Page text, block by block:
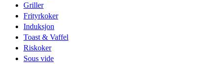
Griller
Frityrkoker
Induksjon
Toast & Vaffel
Riskoker
Sous vide